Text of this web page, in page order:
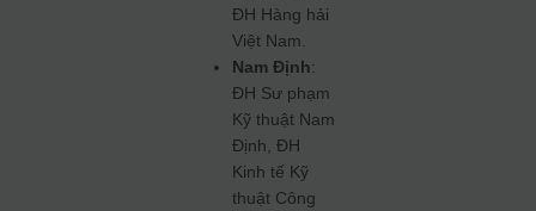
ĐH Hàng hải
Việt Nam.
Nam Định:
ĐH Sư phạm
Kỹ thuật Nam
Định, ĐH
Kinh tế Kỹ
thuật Công